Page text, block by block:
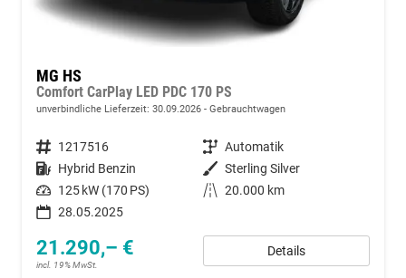
MG HS
Comfort CarPlay LED PDC 170 PS
unverbindliche Lieferzeit: 30.09.2026 Gebrauchtwagen
Fahrzeugnummer 1217516 Getriebe Automatik
Kraftstoff Hybrid Benzin Außenfarbe Sterling Silver
Leistung 125 kW (170 PS) Kilometerstand 20.000 km
28.05.2025
21.290,– €
incl. 19% MwSt.
Details